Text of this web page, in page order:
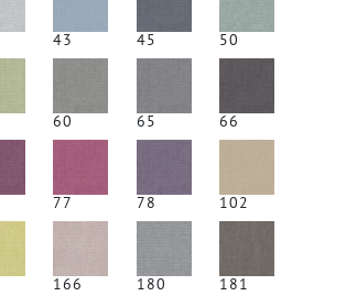
43 45 50
60 65 66
77 78 102
166 180 181